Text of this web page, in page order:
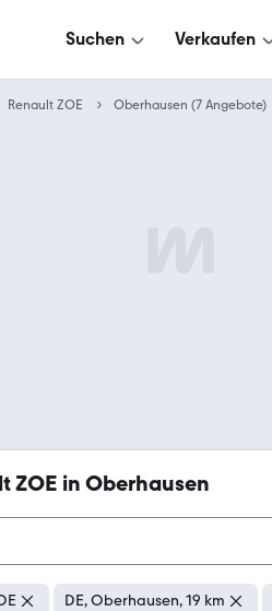
Suchen Verkaufen
Renault ZOE Oberhausen (7 Angebote)
ZOE in Oberhausen
DE, Oberhausen, 19 km